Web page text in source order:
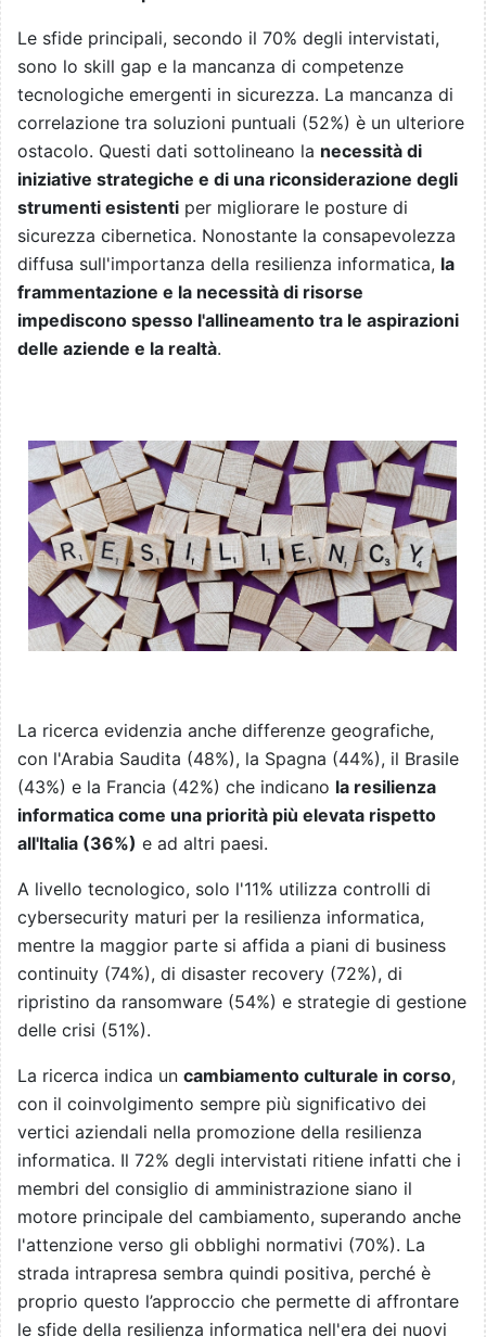
Le sfide principali, secondo il 70% degli intervistati,
sono lo skill gap e la mancanza di competenze
tecnologiche emergenti in sicurezza. La mancanza di
correlazione tra soluzioni puntuali (52%) è un ulteriore
ostacolo. Questi dati sottolineano la necessità di
iniziative strategiche e di una riconsiderazione degli
strumenti esistenti per migliorare le posture di
sicurezza cibernetica. Nonostante la consapevolezza
diffusa sull'importanza della resilienza informatica, la
frammentazione e la necessità di risorse
impediscono spesso l'allineamento tra le aspirazioni
delle aziende e la realtà.
La ricerca evidenzia anche differenze geografiche,
con l'Arabia Saudita (48%), la Spagna (44%), il Brasile
(43%) e la Francia (42%) che indicano la resilienza
informatica come una priorità più elevata rispetto
all'Italia (36%) e ad altri paesi.
A livello tecnologico, solo l'11% utilizza controlli di
cybersecurity maturi per la resilienza informatica,
mentre la maggior parte si affida a piani di business
continuity (74%), di disaster recovery (72%), di
ripristino da ransomware (54%) e strategie di gestione
delle crisi (51%).
La ricerca indica un cambiamento culturale in corso,
con il coinvolgimento sempre più significativo dei
vertici aziendali nella promozione della resilienza
informatica. Il 72% degli intervistati ritiene infatti che i
membri del consiglio di amministrazione siano il
motore principale del cambiamento, superando anche
l'attenzione verso gli obblighi normativi (70%). La
strada intrapresa sembra quindi positiva, perché è
proprio questo l’approccio che permette di affrontare
le sfide della resilienza informatica nell'era dei nuovi